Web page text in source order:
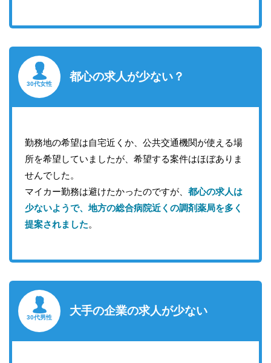
30代女性
都心の求人が少ない？
勤務地の希望は自宅近くか、公共交通機関が使える場
所を希望していましたが、希望する案件はほぼありま
せんでした。
マイカー勤務は避けたかったのですが、 都心の求人は
少ないようで、地方の総合病院近くの調剤薬局を多く
提案されました。
30代男性
大手の企業の求人が少ない